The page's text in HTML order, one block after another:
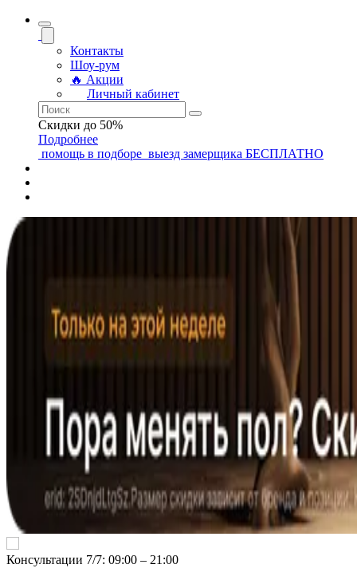
Контакты
Шоу-рум
🔥 Акции
Личный кабинет
Скидки до 50%
Подробнее
помощь в подборе выезд замерщика БЕСПЛАТНО
Консультации 7/7: 09:00 ‒ 21:00